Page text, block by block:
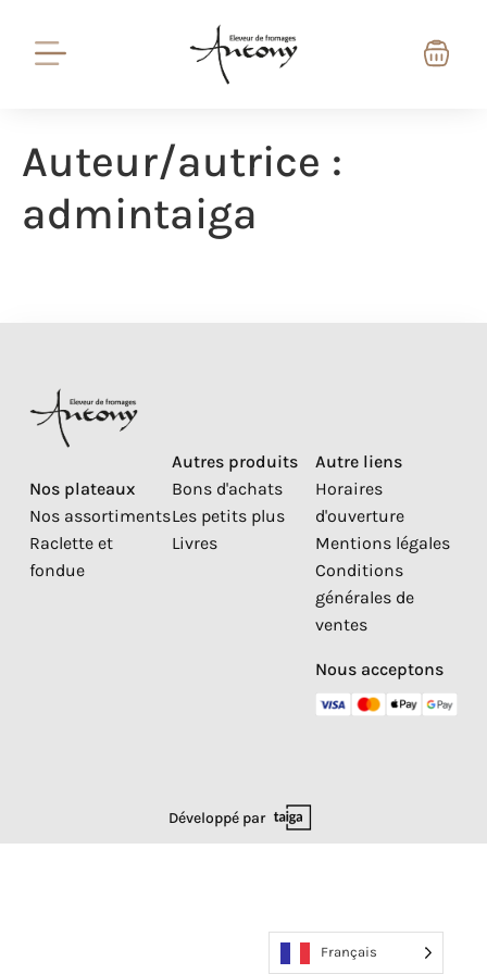
Auteur/autrice :
admintaiga
Nos plateaux
Nos assortiments
Raclette et
fondue
Autres produits
Bons d'achats
Les petits plus
Livres
Autre liens
Horaires
d'ouverture
Mentions légales
Conditions
générales de
ventes
Nous acceptons
Développé par
Français